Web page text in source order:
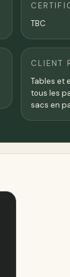
TBC
CLIENT
Tables et
tous les
sacs en